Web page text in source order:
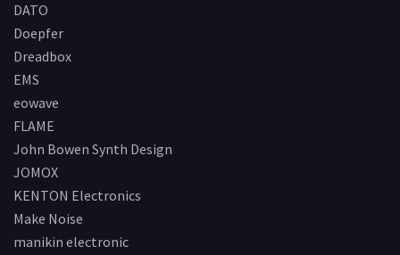
DATO
Doepfer
Dreadbox
EMS
eowave
FLAME
John Bowen Synth Design
JOMOX
KENTON Electronics
Make Noise
manikin electronic